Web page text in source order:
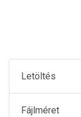
Letöltés
Fájlméret